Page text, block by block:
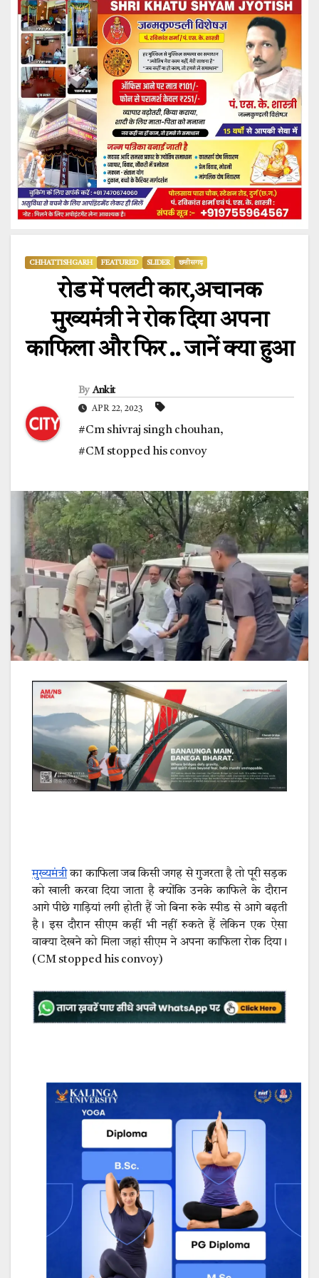
CHHATTISHGARH FEATURED SLIDER छत्तीसगढ़
रोड में पलटी कार,अचानक
मुख्यमंत्री ने रोक दिया अपना
काफिला और फिर .. जानें क्या हुआ
By Ankit
APR 22, 2023
#Cm shivraj singh chouhan,
#CM stopped his convoy
मुख्यमंत्रीका काफिला जब किसी जगह से गुजरता है तो पूरी सड़क
को खाली करवा दिया जाता है क्योंकि उनके काफिले के दौरान
आगे पीछे गाड़ियां लगी होती हैं जो बिना रुके स्पीड से आगे बढ़ती
है। इस दौरान सीएम कहीं भी नहीं रुकते हैं लेकिन एक ऐसा
वाक्या देखने को मिला जहां सीएम ने अपना काफिला रोक दिया।
(CM stopped his convoy)